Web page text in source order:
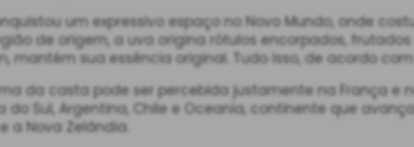
um expressivo espaço no Novo Mundo, onde
de origem, a uva origina rótulos encorpados,
mantém sua essência original. Tudo isso, de acordo
da casta pode ser percebida justamente na França e
Sul, Argentina, Chile e Oceania, continente que
a Nova Zelândia.